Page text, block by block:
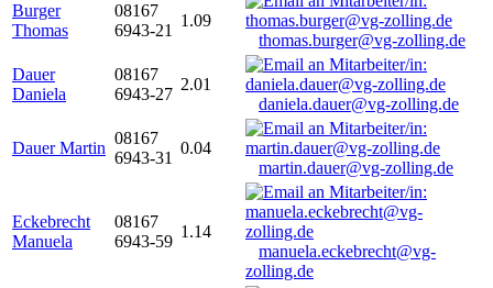
Burger
Thomas
08167
6943-21
1.09
thomas.burger@vg-zolling.de
Dauer
Daniela
08167
6943-27
2.01
daniela.dauer@vg-zolling.de
Dauer Martin
08167
6943-31
0.04
martin.dauer@vg-zolling.de
Eckebrecht
Manuela
08167
6943-59
1.14
manuela.eckebrecht@vg-
zolling.de